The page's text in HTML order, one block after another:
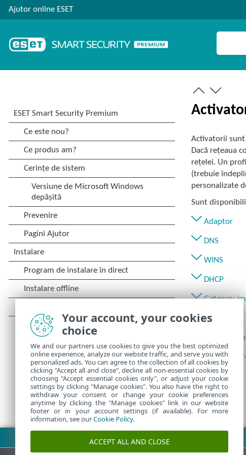
Ajutor online ESET
Activatorii
Dacă rețeaua
rețelei. Un
(trebuie
personalizate
Sunt
Adaptor
DNS
WINS
DHCP
Gateway
Wi-Fi
Profil
Your account, your cookies
choice
We and our partners use cookies to give you the best optimized
online experience, analyze our website traffic, and serve you with
personalized ads. You can agree to the collection of all cookies by
clicking "Accept all and close", decline all non-essential cookies by
choosing "Accept essential cookies only", or adjust your cookie
settings by clicking "Manage cookies". You also have the right to
withdraw your consent or change your cookie preferences
anytime by clicking the "Manage cookies" link in our website
footer or in your account settings (if available). For more
information, see ourCookie Policy.
ACCEPT ALL AND CLOSE